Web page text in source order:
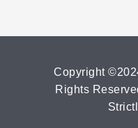
Copyright
Rights